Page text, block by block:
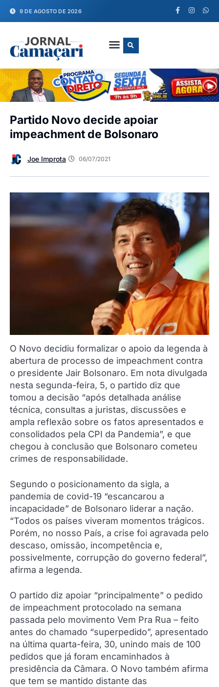
9 DE AGOSTO DE 2026
Partido Novo decide apoiar
impeachment de Bolsonaro
Joe Improta 06/07/2021
O Novo decidiu formalizar o apoio da legenda à
abertura de processo de impeachment contra
o presidente Jair Bolsonaro. Em nota divulgada
nesta segunda-feira, 5, o partido diz que
tomou a decisão “após detalhada análise
técnica, consultas a juristas, discussões e
ampla reflexão sobre os fatos apresentados e
consolidados pela CPI da Pandemia”, e que
chegou à conclusão que Bolsonaro cometeu
crimes de responsabilidade.
Segundo o posicionamento da sigla, a
pandemia de covid-19 “escancarou a
incapacidade” de Bolsonaro liderar a nação.
“Todos os países viveram momentos trágicos.
Porém, no nosso País, a crise foi agravada pelo
descaso, omissão, incompetência e,
possivelmente, corrupção do governo federal”,
afirma a legenda.
O partido diz apoiar “principalmente” o pedido
de impeachment protocolado na semana
passada pelo movimento Vem Pra Rua – feito
antes do chamado “superpedido”, apresentado
na última quarta-feira, 30, unindo mais de 100
pedidos que já foram encaminhados à
presidência da Câmara. O Novo também afirma
que tem se mantido distante das